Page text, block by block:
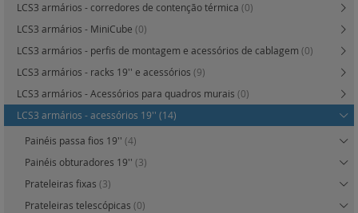
LCS3 armários - corredores de contenção térmica (0)
LCS3 armários - MiniCube (0)
LCS3 armários - perfis de montagem e acessórios de cablagem (0)
LCS3 armários - racks 19'' e acessórios (9)
LCS3 armários - Acessórios para quadros murais (0)
LCS3 armários - acessórios 19'' (14)
Painéis passa fios 19'' (4)
Painéis obturadores 19'' (3)
Prateleiras fixas (3)
Prateleiras telescópicas (0)